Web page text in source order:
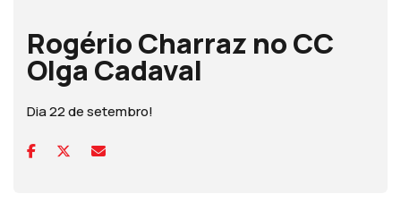
Rogério Charraz no CC
Olga Cadaval
Dia 22 de setembro!